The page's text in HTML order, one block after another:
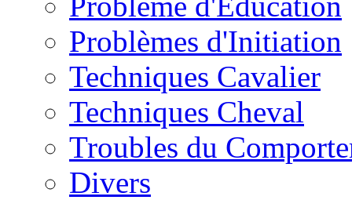
Problèmes d'Initiation
Techniques Cavalier
Techniques Cheval
Troubles du
Divers